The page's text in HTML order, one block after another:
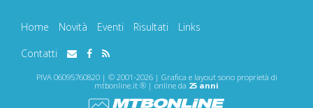
Home Novità Eventi Risultati
Links
Contatti
PIVA 06095760820 | © 2001-2026 | Grafica e layout sono proprietà di
mtbonline.it ® | online da 25 anni